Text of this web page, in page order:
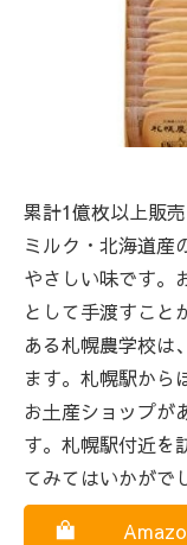
累計1億枚以上販
ミルク・北海道産
やさしい味です。
として手渡すこと
ある札幌農学校は
ます。札幌駅から
お土産ショップが
す。札幌駅付近を
てみてはいかがで